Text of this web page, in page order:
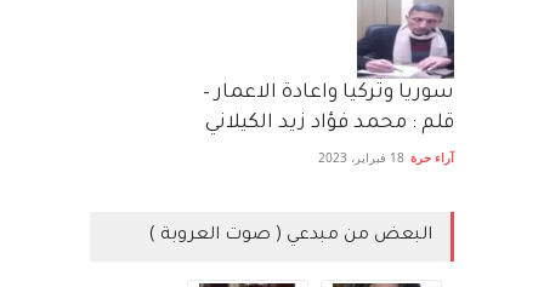
سوريا وتركيا واعادة الاعمار –
قلم : محمد فؤاد زيد الكيلاني
آراء حرة 18 فبراير، 2023
البعض من مبدعي ( صوت العروبة )